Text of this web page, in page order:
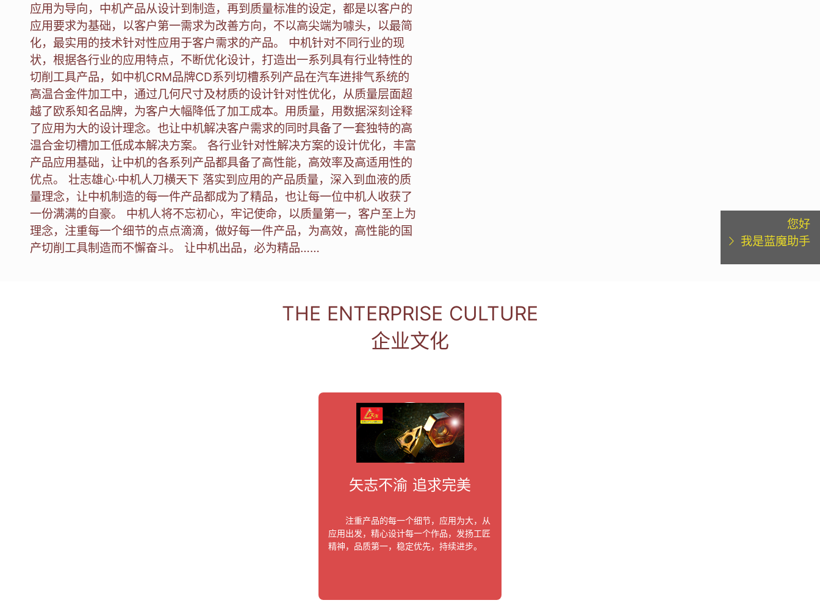
您好
我是蓝魔助手
应用为导向，中机产品从设计到制造，再到质量标准的设定，都是以客户的
应用要求为基础，以客户第一需求为改善方向，不以高尖端为噱头，以最简
化，最实用的技术针对性应用于客户需求的产品。 中机针对不同行业的现
状，根据各行业的应用特点，不断优化设计，打造出一系列具有行业特性的
切削工具产品，如中机CRM品牌CD系列切槽系列产品在汽车进排气系统的
高温合金件加工中，通过几何尺寸及材质的设计针对性优化，从质量层面超
越了欧系知名品牌，为客户大幅降低了加工成本。用质量，用数据深刻诠释
了应用为大的设计理念。也让中机解决客户需求的同时具备了一套独特的高
温合金切槽加工低成本解决方案。 各行业针对性解决方案的设计优化，丰富
产品应用基础，让中机的各系列产品都具备了高性能，高效率及高适用性的
优点。 壮志雄心·中机人刀横天下 落实到应用的产品质量，深入到血液的质
量理念，让中机制造的每一件产品都成为了精品，也让每一位中机人收获了
一份满满的自豪。 中机人将不忘初心，牢记使命，以质量第一，客户至上为
理念，注重每一个细节的点点滴滴，做好每一件产品，为高效，高性能的国
产切削工具制造而不懈奋斗。 让中机出品，必为精品……
THE ENTERPRISE CULTURE
企业文化
矢志不渝 追求完美
注重产品的每一个细节，应用为大，从
应用出发，精心设计每一个作品，发扬工匠
精神，品质第一，稳定优先，持续进步。